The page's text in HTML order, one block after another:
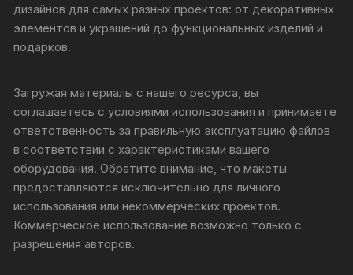
дизайнов для самых разных проектов: от декоративных
элементов и украшений до функциональных изделий и
подарков.
Загружая материалы с нашего ресурса, вы
соглашаетесь с условиями использования и принимаете
ответственность за правильную эксплуатацию файлов
в соответствии с характеристиками вашего
оборудования. Обратите внимание, что макеты
предоставляются исключительно для личного
использования или некоммерческих проектов.
Коммерческое использование возможно только с
разрешения авторов.